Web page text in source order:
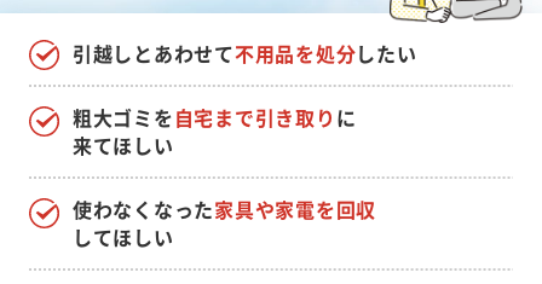
引越しとあわせて不用品を処分したい
使わなくなった家具や家電を回収
してほしい
粗大ゴミを自宅まで引き取り に
来てほしい